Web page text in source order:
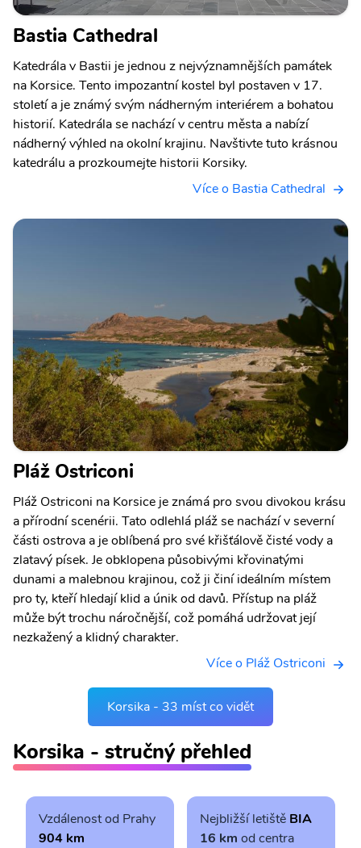
Bastia Cathedral
Katedrála v Bastii je jednou z nejvýznamnějších památek
na Korsice. Tento impozantní kostel byl postaven v 17.
století a je známý svým nádherným interiérem a bohatou
historií. Katedrála se nachází v centru města a nabízí
nádherný výhled na okolní krajinu. Navštivte tuto krásnou
katedrálu a prozkoumejte historii Korsiky.
Více o Bastia Cathedral
Pláž Ostriconi
Pláž Ostriconi na Korsice je známá pro svou divokou krásu
a přírodní scenérii. Tato odlehlá pláž se nachází v severní
části ostrova a je oblíbená pro své křišťálově čisté vody a
zlatavý písek. Je obklopena působivými křovinatými
dunami a malebnou krajinou, což ji činí ideálním místem
pro ty, kteří hledají klid a únik od davů. Přístup na pláž
může být trochu náročnější, což pomáhá udržovat její
nezkažený a klidný charakter.
Více o Pláž Ostriconi
Korsika - 33 míst co vidět
Korsika - stručný přehled
Vzdálenost od Prahy
904 km
Nejbližší letiště BIA
16 km od centra